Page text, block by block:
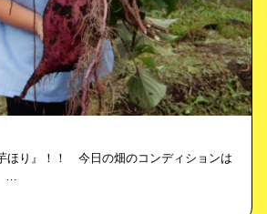
ほり』！！ 今日の畑のコンディションは
…